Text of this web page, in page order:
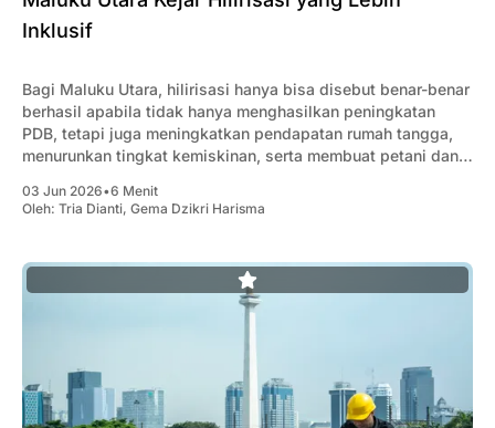
Inklusif
Bagi Maluku Utara, hilirisasi hanya bisa disebut benar-benar
berhasil apabila tidak hanya menghasilkan peningkatan
PDB, tetapi juga meningkatkan pendapatan rumah tangga,
menurunkan tingkat kemiskinan, serta membuat petani dan
03 Jun 2026•6 Menit
Oleh: Tria Dianti, Gema Dzikri Harisma